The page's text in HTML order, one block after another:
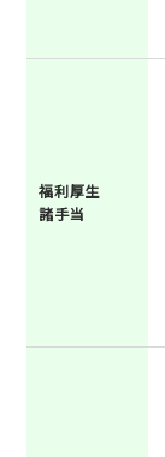
福利厚生
諸手当